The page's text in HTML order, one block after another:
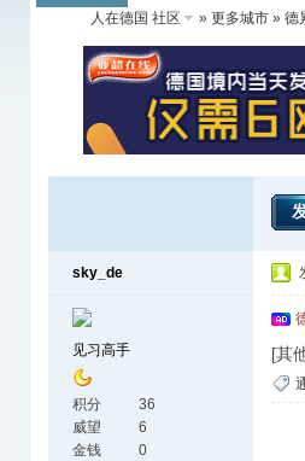
人在德国 社区
» 更多城市 » 德
sky_de
见习高手
积分
36
威望
6
金钱
0
[其